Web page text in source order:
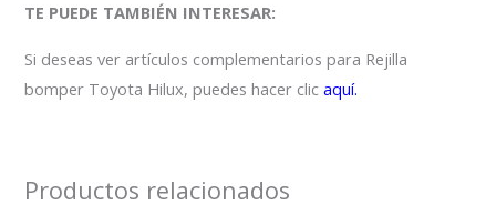
TE PUEDE TAMBIÉN INTERESAR:
Si deseas ver artículos complementarios para Rejilla
bomper Toyota Hilux, puedes hacer clicaquí.
Productos relacionados